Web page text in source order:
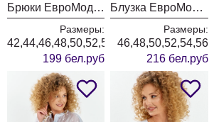
Брюки ЕвроМода 765 молочный
Размеры:
42,44,46,48,50,52,54,56
199 бел.руб
Блузка ЕвроМода 762 голубой
Размеры:
46,48,50,52,54,56
216 бел.руб